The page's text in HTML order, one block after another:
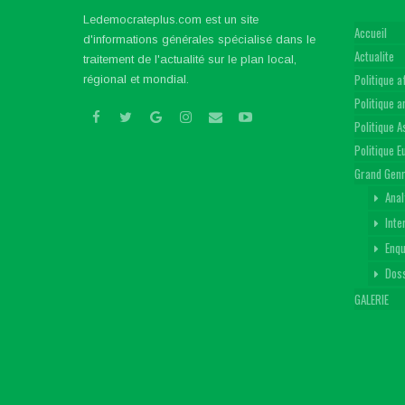
Ledemocrateplus.com est un site
d'informations générales spécialisé dans le
traitement de l'actualité sur le plan local,
régional et mondial.
Accueil
Actualite
Politique
Politique
Politique
Politique
Grand
GALERIE